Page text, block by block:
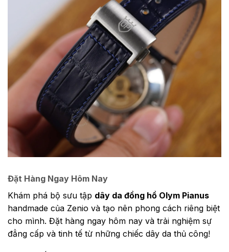
Đặt Hàng Ngay Hôm Nay
Khám phá bộ sưu tập dây da đồng hồ Olym Pianus
handmade của Zenio và tạo nên phong cách riêng biệt
cho mình. Đặt hàng ngay hôm nay và trải nghiệm sự
đẳng cấp và tinh tế từ những chiếc dây da thủ công!